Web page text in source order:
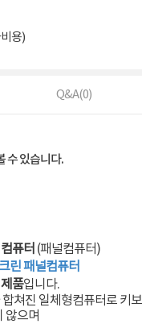
용)
Q&A(0)
수 있습니다.
퓨터 (패널컴퓨터)
린 패널컴퓨터
품입니다.
쳐진 일체형컴퓨터로 키보
않으며